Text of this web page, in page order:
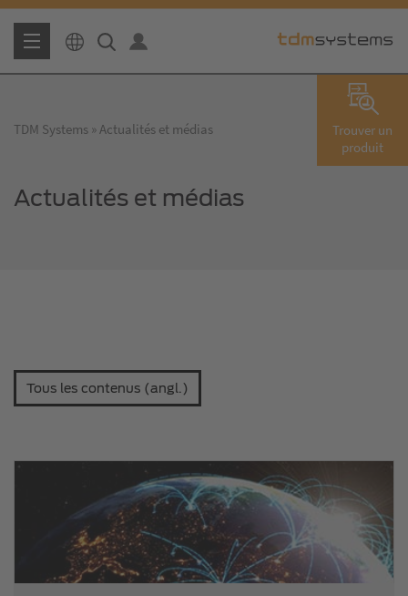
Trouver un
produit
TDM Systems Actualités et médias
Actualités et médias
Tous les contenus (angl.)